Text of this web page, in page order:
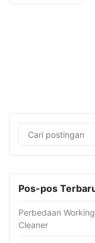
Pos-pos
Perbedaan
Cleaner